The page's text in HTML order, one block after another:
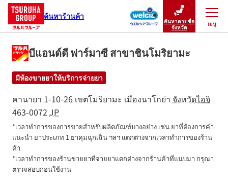
ค้นหาร้านค้า
ค้นหาตามชื่อ
จังหวัด
เมนู
ปิดเมนู
บีแอนด์ดี ฟาร์มาซี สาขาชินโมริยามะ
มีห้องขายยาให้บริการจ่ายยา
คานายา 1-10-26 เขตโมริยามะ เมืองนาโกย่า จังหวัดไอจิ
463-0072 JP
*เวลาทำการของการขายสำหรับผลิตภัณฑ์บางอย่าง เช่น ยาที่ต้องการคำ
แนะนำ ยาประเภท 1 ยาคุมฉุกเฉิน ฯลฯ แตกต่างจากเวลาทำการของร้าน
ค้า
*เวลาทำการของร้านขายยาที่จ่ายยาแตกต่างจากร้านค้าที่แนบมา กรุณา
ตรวจสอบก่อนใช้งาน